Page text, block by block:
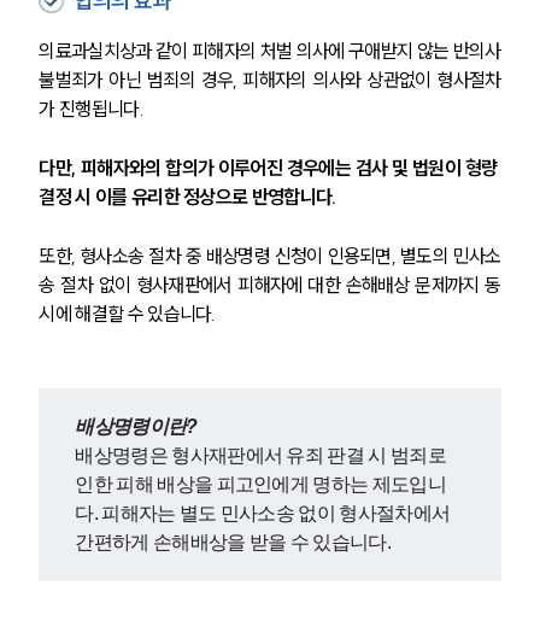
의료과실치상과 같이 피해자의 처벌 의사에 구애받지 않는 반의사
불벌죄가 아닌 범죄의 경우, 피해자의 의사와 상관없이 형사절차
가 진행됩니다.
다만, 피해자와의 합의가 이루어진 경우에는 검사 및 법원이 형량
결정 시 이를 유리한 정상으로 반영합니다.
또한, 형사소송 절차 중 배상명령 신청이 인용되면, 별도의 민사소
송 절차 없이 형사재판에서 피해자에 대한 손해배상 문제까지 동
시에 해결할 수 있습니다.
배상명령이란?
배상명령은 형사재판에서 유죄 판결 시 범죄로
인한 피해 배상을 피고인에게 명하는 제도입니
다. 피해자는 별도 민사소송 없이 형사절차에서
간편하게 손해배상을 받을 수 있습니다.